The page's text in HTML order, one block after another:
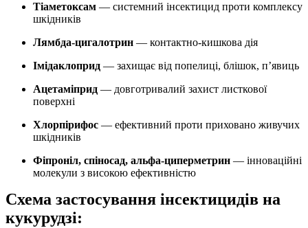
Тіаметоксам — системний інсектицид проти комплексу
шкідників
Лямбда-цигалотрин — контактно-кишкова дія
Імідаклоприд — захищає від попелиці, блішок, п’явиць
Ацетаміприд — довготривалий захист листкової
поверхні
Хлорпірифос — ефективний проти приховано живучих
шкідників
Фіпроніл, спіносад, альфа-циперметрин — інноваційні
молекули з високою ефективністю
Схема застосування інсектицидів на
кукурудзі: